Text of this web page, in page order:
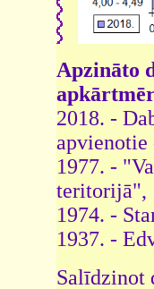
Apzināto
2018. -
apvienotie
1977. -
teritorijā",
1974. -
1937. -
Salīdzinot